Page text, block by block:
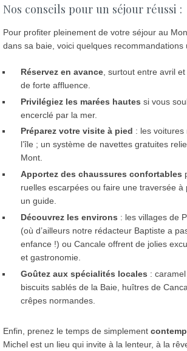
Nos conseils pour un séjour réussi :
Pour profiter pleinement de votre séjour au
dans sa baie, voici quelques recommandations
Réservez en avance , surtout entre avril
de forte affluence.
Privilégiez les marées hautes si vous
encerclé par la mer.
Préparez votre visite à pied : les
l’île ; un système de navettes gratuites
Mont.
Apportez des chaussures confortables
ruelles escarpées ou faire une traversée à
un guide.
Découvrez les environs : les villages de
(où d’ailleurs notre rédacteur Baptiste a
enfance !) ou Cancale offrent de jolies
et gastronomie.
Goûtez aux spécialités locales :
biscuits sablés de la Baie, huîtres de
crêpes normandes.
Enfin, prenez le temps de simplement
Michel est un lieu qui invite à la lenteur, à la